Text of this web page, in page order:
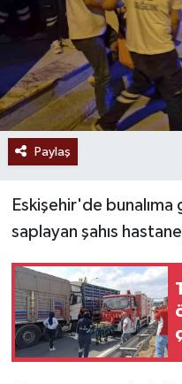
Paylaş
Eskişehir'de bunalıma
saplayan şahıs